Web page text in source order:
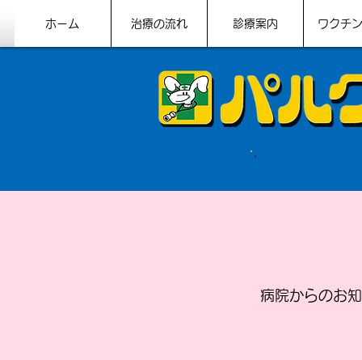
ホーム 治療の流れ 診療案内 ワクチ
病院からのお